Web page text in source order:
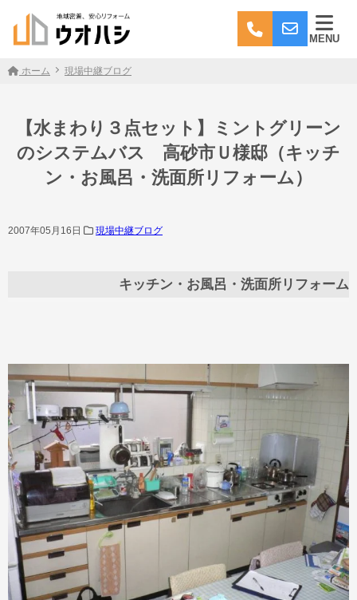
MENU
ホーム 現場中継ブログ
【水まわり３点セット】ミントグリーン
のシステムバス 高砂市Ｕ様邸（キッチ
ン・お風呂・洗面所リフォーム）
2007年05月16日 現場中継ブログ
キッチン・お風呂・洗面所リフォーム